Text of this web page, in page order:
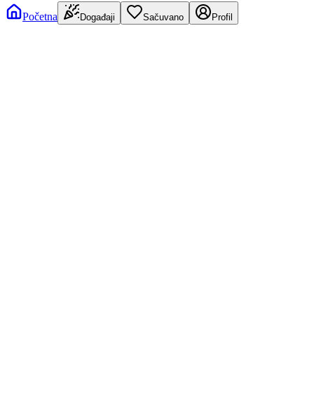
Početna Događaji Sačuvano Profil